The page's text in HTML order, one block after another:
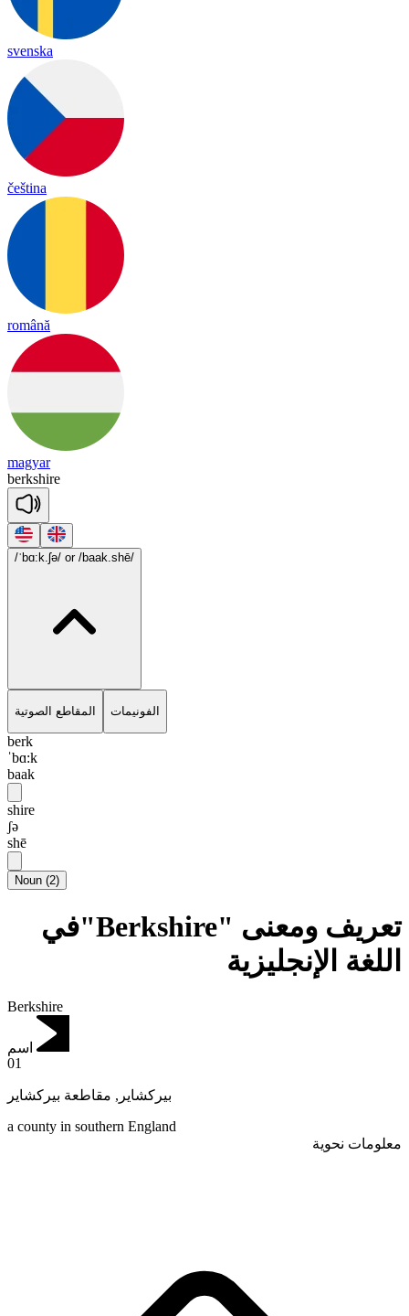
svenska
čeština
română
magyar
berkshire
/ˈbɑ:k.ʃə/ or /baak.shē/
المقاطع الصوتية الفونيمات
berk
ˈbɑ:k
baak
shire
ʃə
shē
Noun (2)
تعريف ومعنى "Berkshire"في
اللغة الإنجليزية
Berkshire
اسم
01
بيركشاير , مقاطعة بيركشاير
a county in southern England
معلومات نحوية